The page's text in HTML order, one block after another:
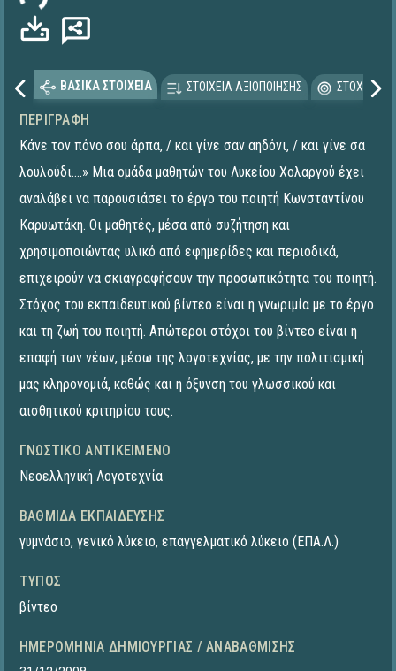
ΒΑΣΙΚΑ ΣΤΟΙΧΕΙΑ ΣΤΟΙΧΕΙΑ ΑΞΙΟΠΟΙΗΣΗΣ
ΠΕΡΙΓΡΑΦΉ
Κάνε τον πόνο σου άρπα, / και γίνε σαν αηδόνι, / και γίνε σα
λουλούδι....» Μια ομάδα μαθητών του Λυκείου Χολαργού έχει
αναλάβει να παρουσιάσει το έργο του ποιητή Κωνσταντίνου
Καρυωτάκη. Οι μαθητές, μέσα από συζήτηση και
χρησιμοποιώντας υλικό από εφημερίδες και περιοδικά,
επιχειρούν να σκιαγραφήσουν την προσωπικότητα του ποιητή.
Στόχος του εκπαιδευτικού βίντεο είναι η γνωριμία με το έργο
και τη ζωή του ποιητή. Απώτεροι στόχοι του βίντεο είναι η
επαφή των νέων, μέσω της λογοτεχνίας, με την πολιτισμική
μας κληρονομιά, καθώς και η όξυνση του γλωσσικού και
αισθητικού κριτηρίου τους.
ΓΝΩΣΤΙΚΌ ΑΝΤΙΚΕΊΜΕΝΟ
Νεοελληνική Λογοτεχνία
ΒΑΘΜΊΔΑ ΕΚΠΑΊΔΕΥΣΗΣ
γυμνάσιο, γενικό λύκειο, επαγγελματικό λύκειο (ΕΠΑ.Λ.)
ΤΎΠΟΣ
βίντεο
ΗΜΕΡΟΜΗΝΊΑ ΔΗΜΙΟΥΡΓΊΑΣ / ΑΝΑΒΆΘΜΙΣΗΣ